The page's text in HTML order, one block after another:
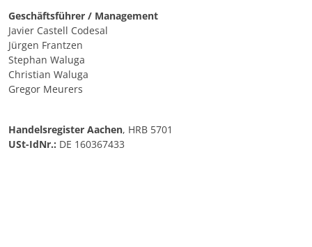
Geschäftsführer / Management
Javier Castell Codesal
Jürgen Frantzen
Stephan Waluga
Christian Waluga
Gregor Meurers
Handelsregister Aachen, HRB 5701
USt-IdNr.: DE 160367433